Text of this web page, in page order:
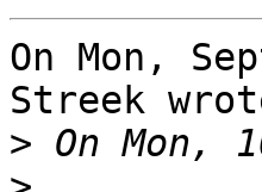
On Mon,
Streek
>